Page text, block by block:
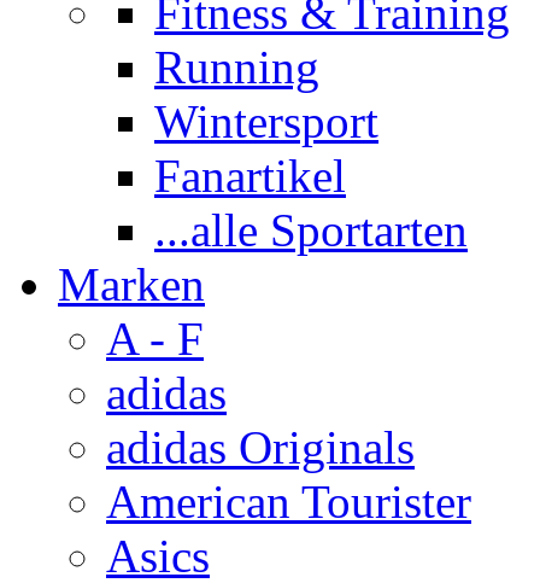
Fitness & Training
Running
Wintersport
Fanartikel
...alle Sportarten
Marken
A - F
adidas
adidas Originals
American Tourister
Asics